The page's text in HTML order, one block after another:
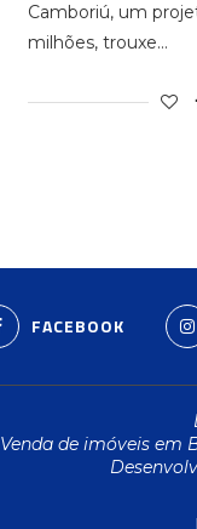
Camboriú, um
milhões, trouxe…
FACEBOOK
Venda de imóveis em